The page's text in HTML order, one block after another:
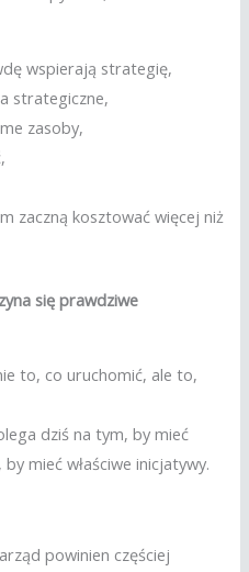
wspierają strategię,
strategiczne,
zasoby,
zaczną kosztować więcej niż
się prawdziwe
to, co uruchomić, ale to,
dziś na tym, by mieć
mieć właściwe inicjatywy.
powinien częściej